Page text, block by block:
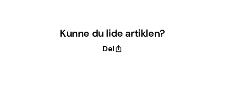
Kunne du lide artiklen?
Del